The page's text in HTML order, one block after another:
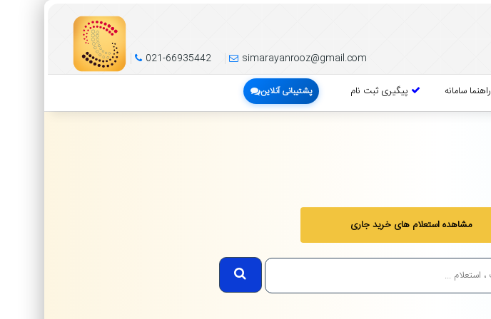
021-66935442 simarayanrooz@gmail.com
پشتیبانی آنلاین راهنما سامانه
مشاهده استعلام های خرید جاری